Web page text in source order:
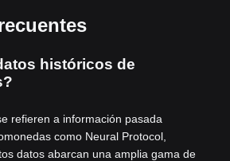
históricos de
refieren a información pasada
como Neural Protocol,
datos abarcan una amplia gama de